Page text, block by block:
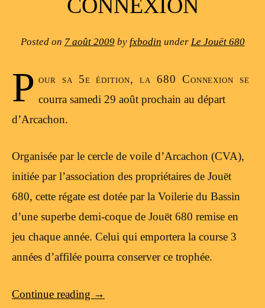
CONNEXION
Posted on 7 août 2009by fxbodin under Le Jouët 680
P our sa 5e édition, la 680 Connexion se
courra samedi 29 août prochain au départ
d’Arcachon.
Organisée par le cercle de voile d’Arcachon (CVA),
initiée par l’association des propriétaires de Jouët
680, cette régate est dotée par la Voilerie du Bassin
d’une superbe demi-coque de Jouët 680 remise en
jeu chaque année. Celui qui emportera la course 3
années d’affilée pourra conserver ce trophée.
Continue reading →